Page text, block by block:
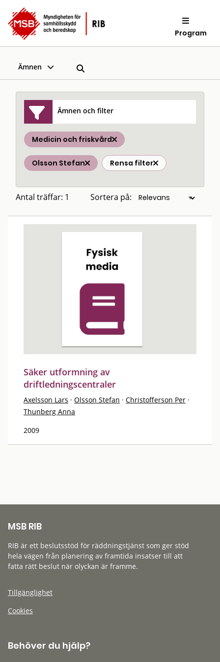
Program
Ämnen
Ämnen och filter
Medicin och friskvård
Olsson Stefan Rensa filter
Antal träffar: 1 Sortera på:
Säker utformning av
driftledningscentraler
Axelsson Lars · Olsson Stefan · Christofferson Per ·
Thunberg Anna
2009
MSB RIB
RIB är ett beslutsstöd för räddningstjänst som ger stöd
hela vägen från planering av framtida insatser till att
fatta rätt beslut när olyckan är framme.
Tillgänglighet
Cookies
Behöver du hjälp?